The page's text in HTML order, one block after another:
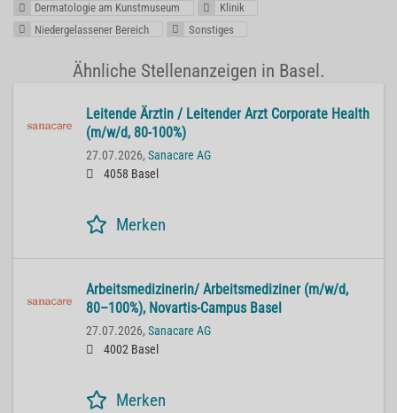
Dermatologie am Kunstmuseum
Klinik
Niedergelassener Bereich
Sonstiges
Ähnliche Stellenanzeigen in Basel.
Lei­ten­de Ärz­tin / Lei­ten­der Arzt Cor­po­ra­te He­alth
(m/w/d, 80-100%)
27.07.2026, Sanacare AG
4058 Basel
Merken
Ar­beits­me­di­zi­ne­rin/ Ar­beits­me­di­zi­ner (m/w/d,
80–100%), No­var­tis-Cam­pus Basel
27.07.2026, Sanacare AG
4002 Basel
Merken